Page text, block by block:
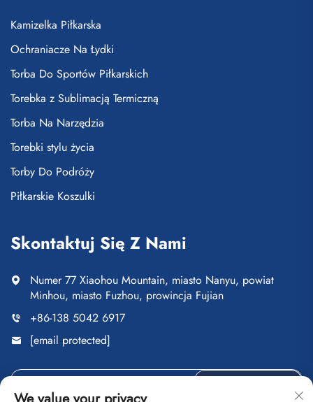
Kamizelka Piłkarska
Ochraniacze Na Łydki
Torba Do Sportów Piłkarskich
Torebka z Sublimacją Termiczną
Torba Na Narzędzia
Torebki stylu życia
Torby Do Podróży
Piłkarskie Koszulki
Skontaktuj Się Z Nami
Numer 77 Xiaohou Mountain, miasto Nanyu, powiat
Minhou, miasto Fuzhou, prowincja Fujian
+86-138 5042 6917
[email protected]